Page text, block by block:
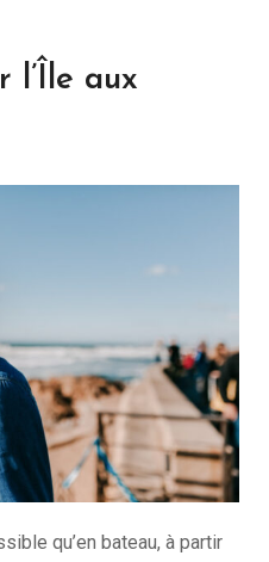
l’Île aux
qu’en bateau, à partir